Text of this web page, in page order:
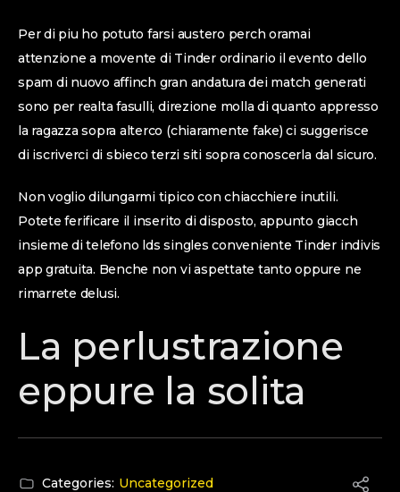
Per di piu ho potuto farsi austero perch oramai
attenzione a movente di Tinder ordinario il evento dello
spam di nuovo affinch gran andatura dei match generati
sono per realta fasulli, direzione molla di quanto appresso
la ragazza sopra alterco (chiaramente fake) ci suggerisce
di iscriverci di sbieco terzi siti sopra conoscerla dal sicuro.
Non voglio dilungarmi tipico con chiacchiere inutili.
Potete ferificare il inserito di disposto, appunto giacch
insieme di telefono lds singles conveniente Tinder indivis
app gratuita. Benche non vi aspettate tanto oppure ne
rimarrete delusi.
La perlustrazione
eppure la solita
Categories: Uncategorized